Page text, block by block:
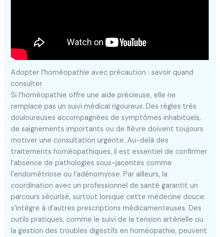
Adopter l’homéopathie avec précaution : savoir quand
consulter
Si l’homéopathie offre une aide précieuse, elle ne
remplace pas un suivi médical rigoureux. Des règles très
douloureuses accompagnées de symptômes inhabituels,
de saignements importants ou de fièvre doivent toujours
motiver une consultation urgente. Au-delà des
traitements homéopathiques, il est essentiel de confirmer
l’absence de pathologies sous-jacentes comme
l’endométriose ou l’adénomyose. Par ailleurs, la
coordination avec un professionnel de santé garantit un
parcours sécurisé, surtout lorsque cette médecine douce
s’intègre à d’autres prescriptions médicamenteuses. Des
outils pratiques, comme le suivi de la tension artérielle ou
la gestion des troubles digestifs en homéopathie, peuvent